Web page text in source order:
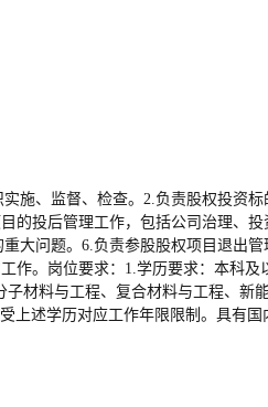
施、监督、检查。2.负责股权投资
的投后管理工作，包括公司治理、
大问题。6.负责参股股权项目退出
。岗位要求：1.学历要求：本科及
材料与工程、复合材料与工程、新
上述学历对应工作年限限制。具有